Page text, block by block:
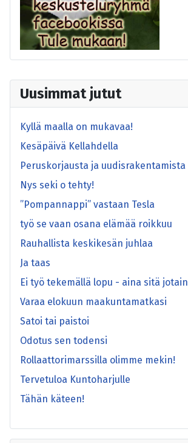
Uusimmat jutut
Kyllä maalla on mukavaa!
Kesäpäivä Kellahdella
Peruskorjausta ja uudisrakentamista
Nys seki o tehty!
”Pompannappi” vastaan Tesla
työ se vaan osana elämää roikkuu
Rauhallista keskikesän juhlaa
Ja taas
Ei työ tekemällä lopu - aina sitä jotain
Varaa elokuun maakuntamatkasi
Satoi tai paistoi
Odotus sen todensi
Rollaattorimarssilla olimme mekin!
Tervetuloa Kuntoharjulle
Tähän käteen!